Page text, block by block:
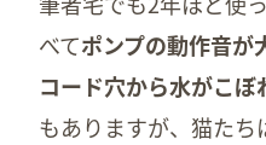
べてポンプの動作音が
コード穴から水がこぼ
もありますが、猫た